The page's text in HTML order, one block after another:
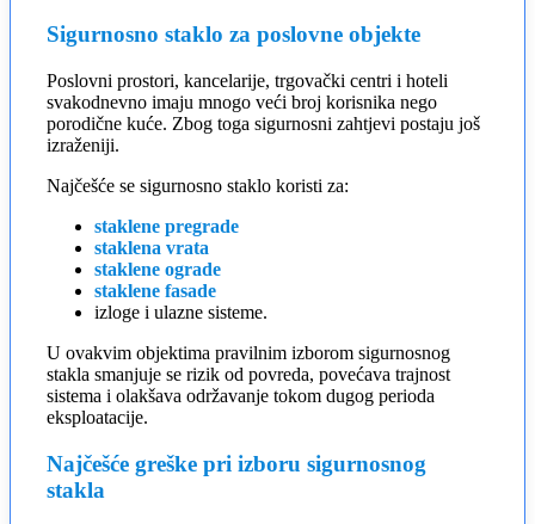
Sigurnosno staklo za poslovne objekte
Poslovni prostori, kancelarije, trgovački centri i hoteli
svakodnevno imaju mnogo veći broj korisnika nego
porodične kuće. Zbog toga sigurnosni zahtjevi postaju još
izraženiji.
Najčešće se sigurnosno staklo koristi za:
staklene pregrade
staklena vrata
staklene ograde
staklene fasade
izloge i ulazne sisteme.
U ovakvim objektima pravilnim izborom sigurnosnog
stakla smanjuje se rizik od povreda, povećava trajnost
sistema i olakšava održavanje tokom dugog perioda
eksploatacije.
Najčešće greške pri izboru sigurnosnog
stakla